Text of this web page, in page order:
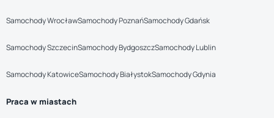
Samochody WrocławSamochody PoznańSamochody Gdańsk
Samochody SzczecinSamochody BydgoszczSamochody Lublin
Samochody KatowiceSamochody BiałystokSamochody Gdynia
Praca w miastach